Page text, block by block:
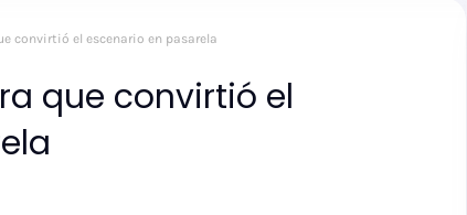
convirtió el escenario en pasarela
que convirtió el